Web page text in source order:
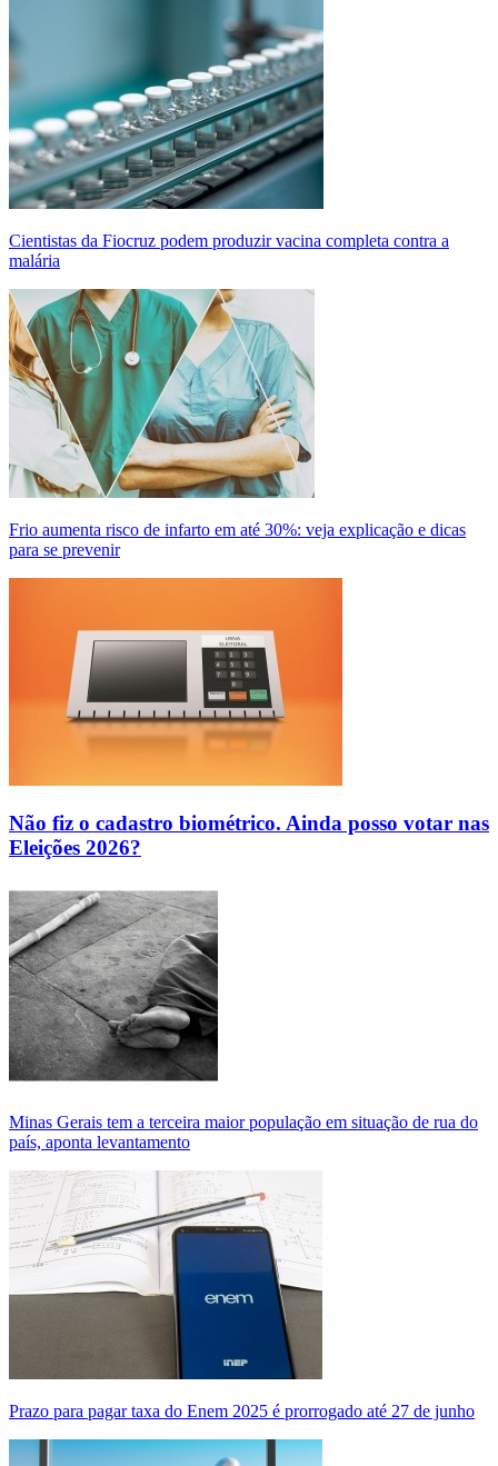
Cientistas da Fiocruz podem produzir vacina completa contra a
malária
Frio aumenta risco de infarto em até 30%: veja explicação e dicas
para se prevenir
Não fiz o cadastro biométrico. Ainda posso votar nas
Eleições 2026?
Minas Gerais tem a terceira maior população em situação de rua do
país, aponta levantamento
Prazo para pagar taxa do Enem 2025 é prorrogado até 27 de junho